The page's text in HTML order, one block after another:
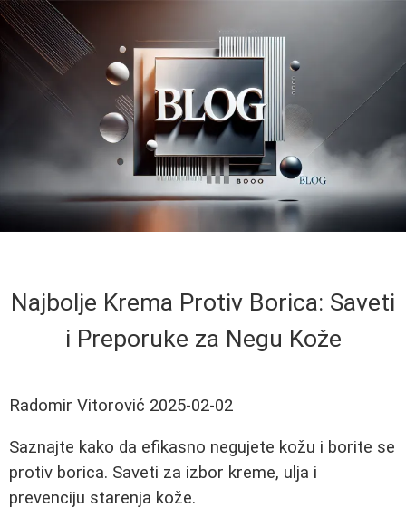
Najbolje Krema Protiv Borica: Saveti
i Preporuke za Negu Kože
Radomir Vitorović 2025-02-02
Saznajte kako da efikasno negujete kožu i borite se
protiv borica. Saveti za izbor kreme, ulja i
prevenciju starenja kože.